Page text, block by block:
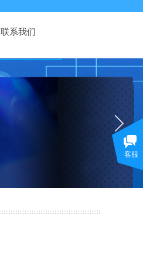
联系我们
客服